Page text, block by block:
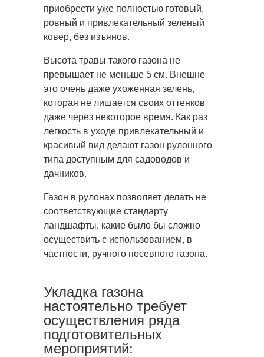
приобрести уже полностью готовый,
ровный и привлекательный зеленый
ковер, без изъянов.
Высота травы такого газона не
превышает не меньше 5 см. Внешне
это очень даже ухоженная зелень,
которая не лишается своих оттенков
даже через некоторое время. Как раз
легкость в уходе привлекательный и
красивый вид делают газон рулонного
типа доступным для садоводов и
дачников.
Газон в рулонах позволяет делать не
соответствующие стандарту
ландшафты, какие было бы сложно
осуществить с использованием, в
частности, ручного посевного газона.
Укладка газона
настоятельно требует
осуществления ряда
подготовительных
мероприятий: